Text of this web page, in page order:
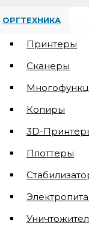
ОРГТЕХНИКА
Принтеры
Сканеры
Копиры
3D-
Плоттеры